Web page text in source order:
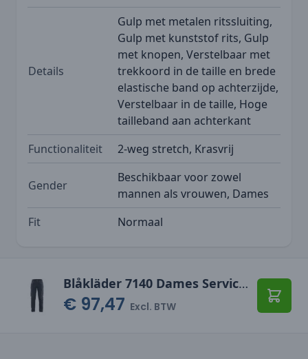
Details
Gulp met metalen ritssluiting,
Gulp met kunststof rits, Gulp
met knopen, Verstelbaar met
trekkoord in de taille en brede
elastische band op achterzijde,
Verstelbaar in de taille, Hoge
tailleband aan achterkant
Functionaliteit
2-weg stretch, Krasvrij
Gender
Beschikbaar voor zowel
mannen als vrouwen, Dames
Fit
Normaal
Blåkläder 7140 Dames Service werkbroek denim stretch
€ 97,47 Excl. BTW